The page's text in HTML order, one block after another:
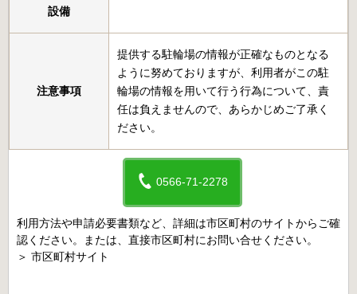
設備
注意事項
提供する駐輪場の情報が正確なものとなる
ように努めておりますが、利用者がこの駐
輪場の情報を用いて行う行為について、責
任は負えませんので、あらかじめご了承く
ださい。
0566-71-2278
利用方法や申請必要書類など、詳細は市区町村のサイトからご確
認ください。または、直接市区町村にお問い合せください。
＞ 市区町村サイト